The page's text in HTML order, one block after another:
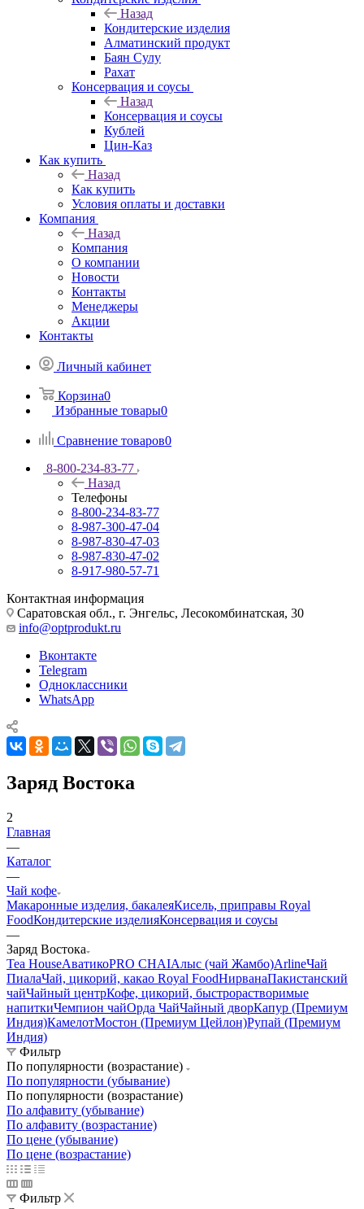
Назад
Кондитерские изделия
Алматинский продукт
Баян Сулу
Рахат
Консервация и соусы
Назад
Консервация и соусы
Кублей
Цин-Каз
Как купить
Назад
Как купить
Условия оплаты и доставки
Компания
Назад
Компания
О компании
Новости
Контакты
Менеджеры
Акции
Контакты
Личный кабинет
Корзина0
Избранные товары0
Сравнение товаров0
8-800-234-83-77
Назад
Телефоны
8-800-234-83-77
8-987-300-47-04
8-987-830-47-03
8-987-830-47-02
8-917-980-57-71
Контактная информация
Саратовская обл., г. Энгельс, Лесокомбинатская, 30
info@optprodukt.ru
Вконтакте
Telegram
Одноклассники
WhatsApp
Заряд Востока
2
Главная
—
Каталог
—
Чай кофе
Макаронные изделия, бакалеяКисель, приправы Royal
FoodКондитерские изделияКонсервация и соусы
—
Заряд Востока
Tea HouseАватикоPRO CHAIАлыс (чай Жамбо)ArlineЧай
ПиалаЧай, цикорий, какао Royal FoodНирванаПакистанский
чайЧайный центрКофе, цикорий, быстрорастворимые
напиткиЧемпион чайОрда ЧайЧайный дворКапур (Премиум
Индия)КамелотМостон (Премиум Цейлон)Рупай (Премиум
Индия)
Фильтр
По популярности (возрастание)
По популярности (убывание)
По популярности (возрастание)
По алфавиту (убывание)
По алфавиту (возрастание)
По цене (убывание)
По цене (возрастание)
Фильтр